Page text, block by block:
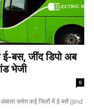
बस, जींद डिपो अब
भेजी
0
अंबाला समेत कई जिलों में ई-बसें (Jind